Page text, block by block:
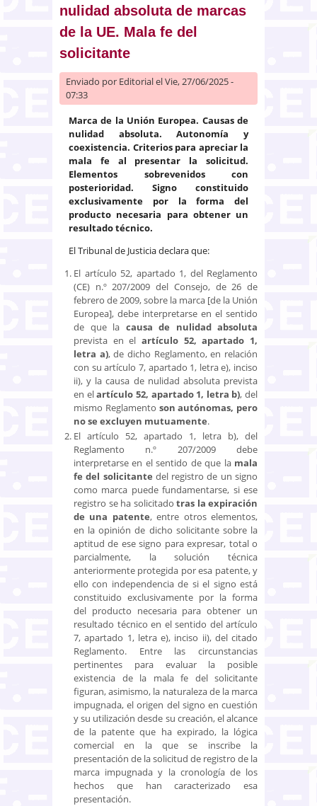
nulidad absoluta de marcas
de la UE. Mala fe del
solicitante
Enviado por Editorialel Vie, 27/06/2025 -
07:33
Marca de la Unión Europea. Causas de
nulidad absoluta. Autonomía y
coexistencia. Criterios para apreciar la
mala fe al presentar la solicitud.
Elementos sobrevenidos con
posterioridad. Signo constituido
exclusivamente por la forma del
producto necesaria para obtener un
resultado técnico.
El Tribunal de Justicia declara que:
El artículo 52, apartado 1, del Reglamento
(CE) n.º 207/2009 del Consejo, de 26 de
febrero de 2009, sobre la marca [de la Unión
Europea], debe interpretarse en el sentido
de que la causa de nulidad absoluta
prevista en el artículo 52, apartado 1,
letra a), de dicho Reglamento, en relación
con su artículo 7, apartado 1, letra e), inciso
ii), y la causa de nulidad absoluta prevista
en elartículo 52, apartado 1, letra b), del
mismo Reglamento son autónomas, pero
no se excluyen mutuamente.
El artículo 52, apartado 1, letra b), del
Reglamento n.º 207/2009 debe
interpretarse en el sentido de que la mala
fe del solicitante del registro de un signo
como marca puede fundamentarse, si ese
registro se ha solicitado tras la expiración
de una patente, entre otros elementos,
en la opinión de dicho solicitante sobre la
aptitud de ese signo para expresar, total o
parcialmente, la solución técnica
anteriormente protegida por esa patente, y
ello con independencia de si el signo está
constituido exclusivamente por la forma
del producto necesaria para obtener un
resultado técnico en el sentido del artículo
7, apartado 1, letra e), inciso ii), del citado
Reglamento. Entre las circunstancias
pertinentes para evaluar la posible
existencia de la mala fe del solicitante
figuran, asimismo, la naturaleza de la marca
impugnada, el origen del signo en cuestión
y su utilización desde su creación, el alcance
de la patente que ha expirado, la lógica
comercial en la que se inscribe la
presentación de la solicitud de registro de la
marca impugnada y la cronología de los
hechos que han caracterizado esa
presentación.